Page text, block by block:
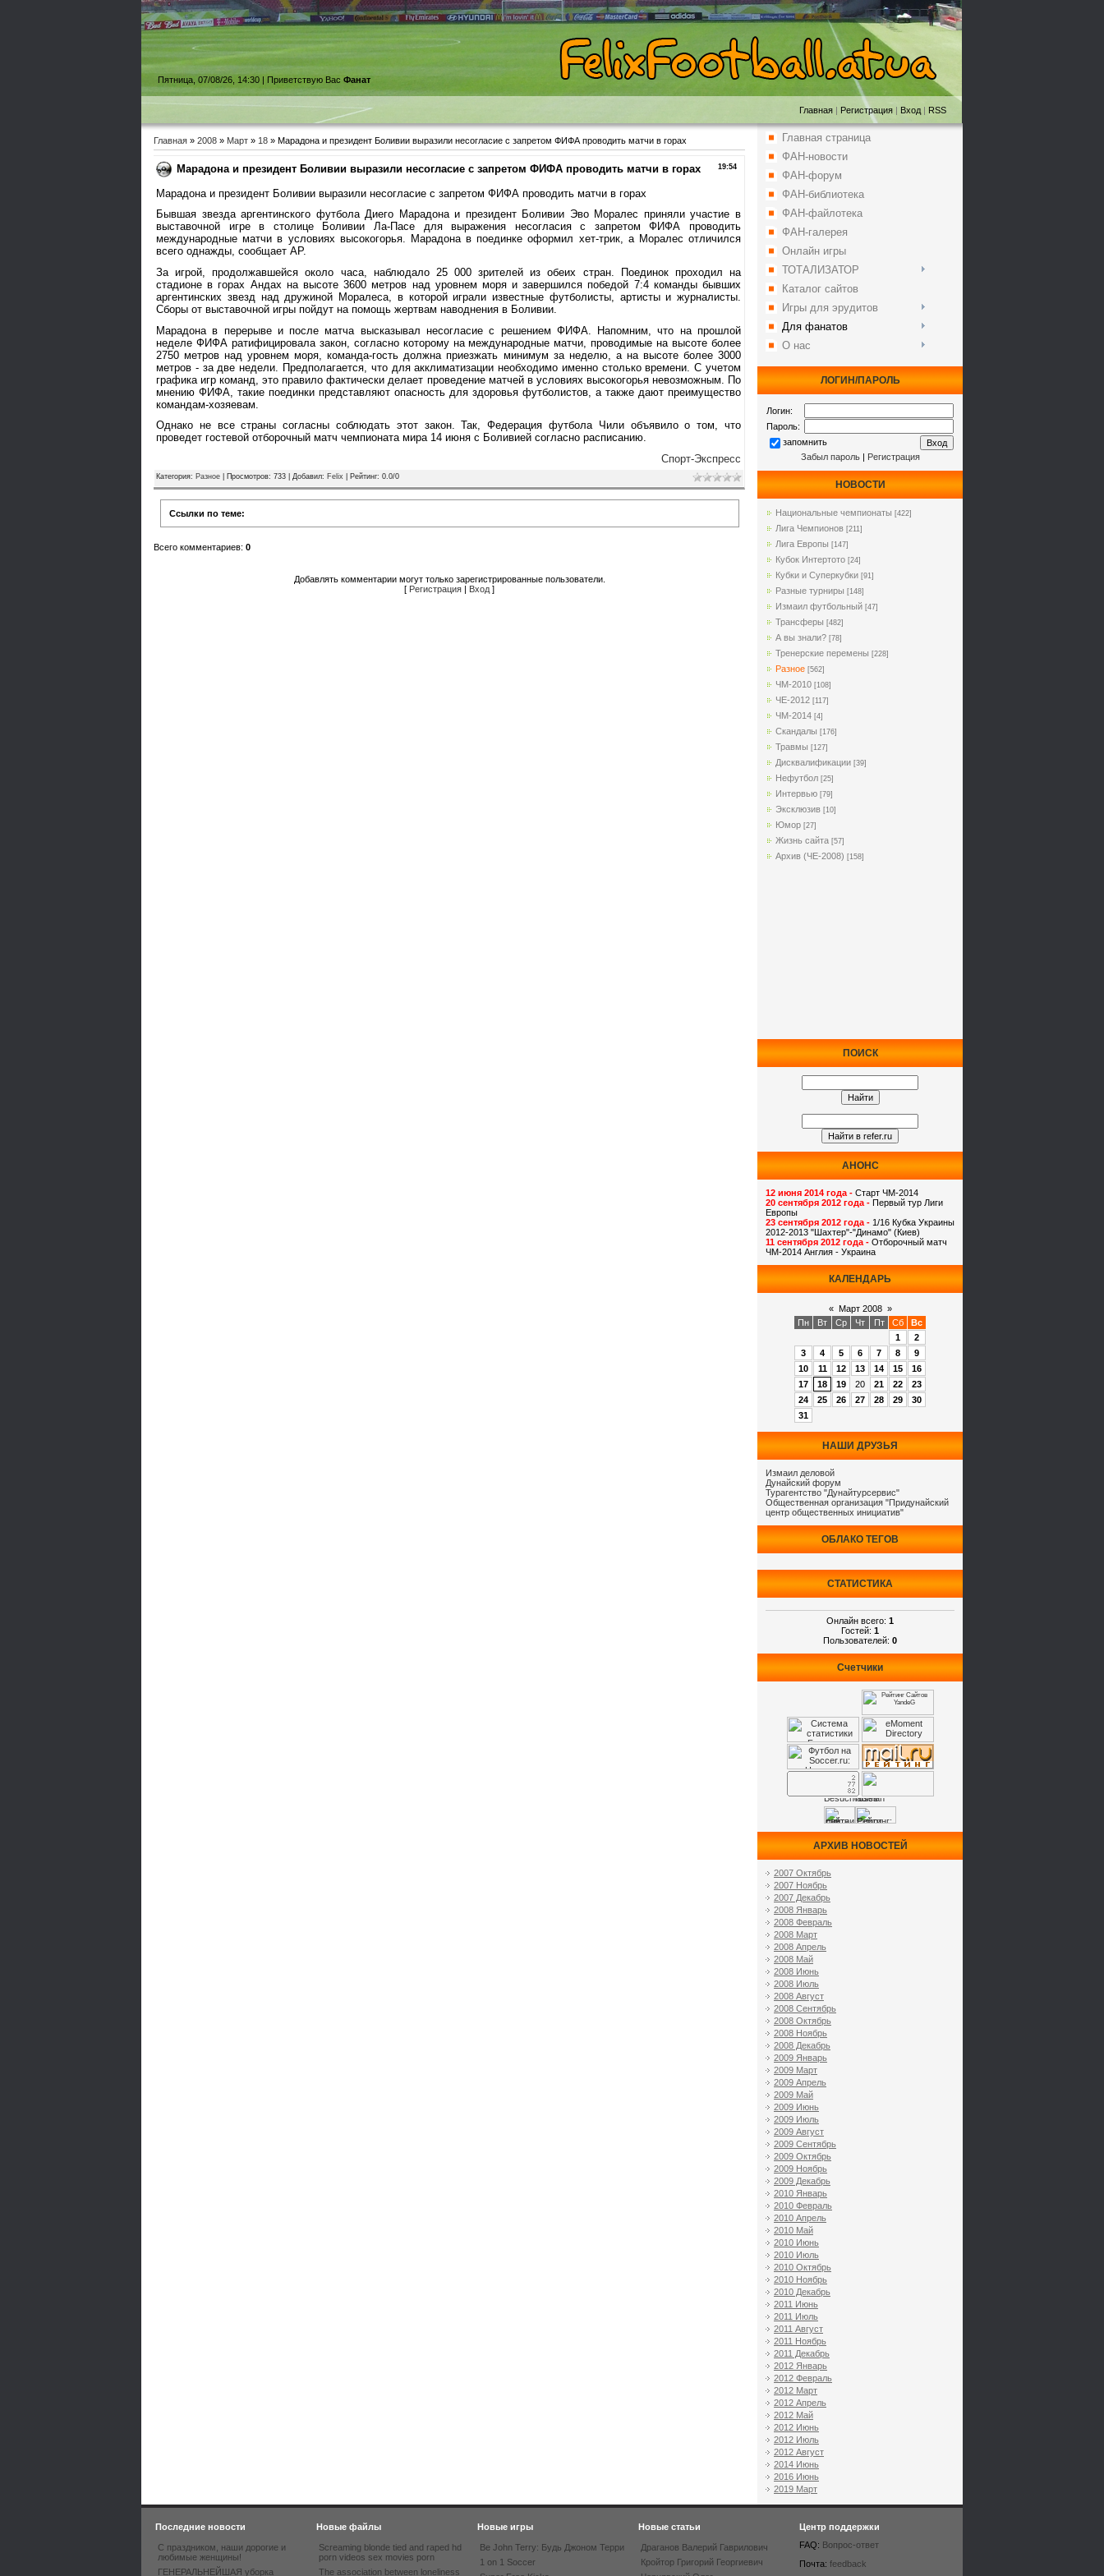
Пятница, 07/08/26, 14:30 | Приветствую Вас Фанат
Главная | Регистрация | Вход | RSS
Главная » 2008 » Март » 18 » Марадона и президент Боливии выразили несогласие с запретом ФИФА проводить матчи в горах
19:54
Марадона и президент Боливии выразили несогласие с запретом ФИФА проводить матчи в горах
Марадона и президент Боливии выразили несогласие с запретом ФИФА проводить матчи в горах
Бывшая звезда аргентинского футбола Диего Марадона и президент Боливии Эво Моралес приняли участие в
выставочной игре в столице Боливии Ла-Пасе для выражения несогласия с запретом ФИФА проводить
международные матчи в условиях высокогорья. Марадона в поединке оформил хет-трик, а Моралес отличился
всего однажды, сообщает AP.
За игрой, продолжавшейся около часа, наблюдало 25 000 зрителей из обеих стран. Поединок проходил на
стадионе в горах Андах на высоте 3600 метров над уровнем моря и завершился победой 7:4 команды бывших
аргентинских звезд над дружиной Моралеса, в которой играли известные футболисты, артисты и журналисты.
Сборы от выставочной игры пойдут на помощь жертвам наводнения в Боливии.
Марадона в перерыве и после матча высказывал несогласие с решением ФИФА. Напомним, что на прошлой
неделе ФИФА ратифицировала закон, согласно которому на международные матчи, проводимые на высоте более
2750 метров над уровнем моря, команда-гость должна приезжать минимум за неделю, а на высоте более 3000
метров - за две недели. Предполагается, что для акклиматизации необходимо именно столько времени. С учетом
графика игр команд, это правило фактически делает проведение матчей в условиях высокогорья невозможным. По
мнению ФИФА, такие поединки представляют опасность для здоровья футболистов, а также дают преимущество
командам-хозяевам.
Однако не все страны согласны соблюдать этот закон. Так, Федерация футбола Чили объявило о том, что
проведет гостевой отборочный матч чемпионата мира 14 июня с Боливией согласно расписанию.
Спорт-Экспресс
Категория: Разное Просмотров: 733 | Добавил: Felix Рейтинг: 0.0/0
Ссылки по теме:
Всего комментариев: 0
Добавлять комментарии могут только зарегистрированные пользователи.
[ Регистрация | Вход ]
Главная страница
ФАН-новости
ФАН-форум
ФАН-библиотека
ФАН-файлотека
ФАН-галерея
Онлайн игры
ТОТАЛИЗАТОР
Каталог сайтов
Игры для эрудитов
Для фанатов
О нас
ЛОГИН/ПАРОЛЬ
Логин:
Пароль:
запомнить
Забыл пароль| Регистрация
НОВОСТИ
Национальные чемпионаты [422]
Лига Чемпионов [211]
Лига Европы [147]
Кубок Интертото [24]
Кубки и Суперкубки [91]
Разные турниры [148]
Измаил футбольный [47]
Трансферы [482]
А вы знали? [78]
Тренерские перемены [228]
Разное [562]
ЧМ-2010 [108]
ЧЕ-2012 [117]
ЧМ-2014 [4]
Cкандалы [176]
Травмы [127]
Дисквалификации [39]
Нефутбол [25]
Интервью [79]
Эксклюзив [10]
Юмор [27]
Жизнь сайта [57]
Архив (ЧЕ-2008) [158]
ПОИСК
АНОНС
12 июня 2014 года - Старт ЧМ-2014
20 сентября 2012 года - Первый тур Лиги
Европы
23 сентября 2012 года - 1/16 Кубка Украины
2012-2013 "Шахтер"-"Динамо" (Киев)
11 сентября 2012 года - Отборочный матч
ЧМ-2014 Англия - Украина
КАЛЕНДАРЬ
« Март 2008 »
Пн
Вт Ср Чт Пт Сб
Вс
1
2
3
4 5 6 7 8
9
10
11 12 13 14 15
16
17
18 19 20 21 22
23
24
25 26 27 28 29
30
31
НАШИ ДРУЗЬЯ
Измаил деловой
Дунайский форум
Турагентство "Дунайтурсервис"
Общественная организация "Придунайский
центр общественных инициатив"
ОБЛАКО ТЕГОВ
СТАТИСТИКА
Онлайн всего: 1
Гостей: 1
Пользователей: 0
Счетчики
АРХИВ НОВОСТЕЙ
2007 Октябрь
2007 Ноябрь
2007 Декабрь
2008 Январь
2008 Февраль
2008 Март
2008 Апрель
2008 Май
2008 Июнь
2008 Июль
2008 Август
2008 Сентябрь
2008 Октябрь
2008 Ноябрь
2008 Декабрь
2009 Январь
2009 Март
2009 Апрель
2009 Май
2009 Июнь
2009 Июль
2009 Август
2009 Сентябрь
2009 Октябрь
2009 Ноябрь
2009 Декабрь
2010 Январь
2010 Февраль
2010 Апрель
2010 Май
2010 Июнь
2010 Июль
2010 Октябрь
2010 Ноябрь
2010 Декабрь
2011 Июнь
2011 Июль
2011 Август
2011 Ноябрь
2011 Декабрь
2012 Январь
2012 Февраль
2012 Март
2012 Апрель
2012 Май
2012 Июнь
2012 Июль
2012 Август
2014 Июнь
2016 Июнь
2019 Март
Последние новости
С праздником, наши дорогие и
любимые женщины!
ГЕНЕРАЛЬНЕЙШАЯ уборка
Новые файлы
Screaming blonde tied and raped hd
porn videos sex movies porn
The association between loneliness
Новые игры
Be John Terry: Будь Джоном Терри
1 on 1 Soccer
Новые статьи
Драганов Валерий Гаврилович
Кройтор Григорий Георгиевич
Центр поддержки
FAQ: Вопрос-ответ
Почта: feedback